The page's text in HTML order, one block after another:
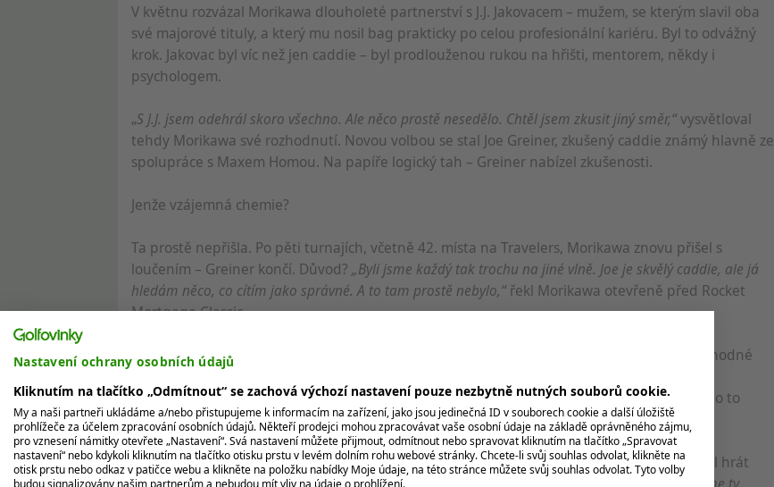
V květnu rozvázal Morikawa dlouholeté partnerství s J.J. Jakovacem – mužem, se kterým slavil oba
své majorové tituly, a který mu nosil bag prakticky po celou profesionální kariéru. Byl to odvážný
krok. Jakovac byl víc než jen caddie – byl prodlouženou rukou na hřišti, mentorem, někdy i
psychologem.
„S J.J. jsem odehrál skoro všechno. Ale něco prostě nesedělo. Chtěl jsem zkusit jiný směr,“vysvětloval
tehdy Morikawa své rozhodnutí. Novou volbou se stal Joe Greiner, zkušený caddie známý hlavně ze
spolupráce s Maxem Homou. Na papíře logický tah – Greiner nabízel zkušenosti.
Jenže vzájemná chemie?
Ta prostě nepřišla. Po pěti turnajích, včetně 42. místa na Travelers, Morikawa znovu přišel s
loučením – Greiner končí. Důvod? „Byli jsme každý tak trochu na jiné vlně. Joe je skvělý caddie, ale já
hledám něco, co cítím jako správné. A to tam prostě nebylo,“řekl Morikawa otevřeně před Rocket
Mortgage Classic.
Teď mu bude pomáhat jeho starý známý z univerzity Khemkhon Limbhasut. Má jít o přechodné
řešení, během kterého se Morikawa rozhodne, jak restartovat svou kariéru. Do The Open
Championship, posledního majoru sezony, chce mít Collin po boku někoho stálého. Ale kdo to
bude?
K tomu všemu Morikawa stále experimentuje i se svou hrou. Zkouší různé puttery, zkoušel hrát
bez rukavice. Zvažoval dokonce hru bez bot.
„Jsme cvoci. Ale právě díky tomu možná najdeme ty
Nastavení ochrany osobních údajů
Kliknutím na tlačítko „Odmítnout“ se zachová výchozí nastavení pouze nezbytně nutných souborů cookie.
My a naši partneři ukládáme a/nebo přistupujeme k informacím na zařízení, jako jsou jedinečná ID v souborech cookie a další úložiště
prohlížeče za účelem zpracování osobních údajů. Někteří prodejci mohou zpracovávat vaše osobní údaje na základě oprávněného zájmu,
pro vznesení námitky otevřete „Nastavení“. Svá nastavení můžete přijmout, odmítnout nebo spravovat kliknutím na tlačítko „Spravovat
nastavení“ nebo kdykoli kliknutím na tlačítko otisku prstu v levém dolním rohu webové stránky. Chcete-li svůj souhlas odvolat, klikněte na
otisk prstu nebo odkaz v patičce webu a klikněte na položku nabídky Moje údaje, na této stránce můžete svůj souhlas odvolat. Tyto volby
budou signalizovány našim partnerům a nebudou mít vliv na údaje o prohlížení.